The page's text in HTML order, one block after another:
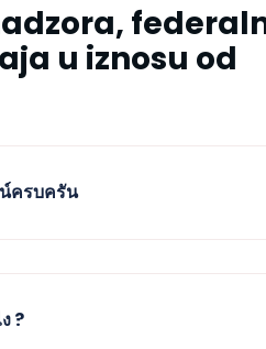
u iznosu od
ครบครัน
?